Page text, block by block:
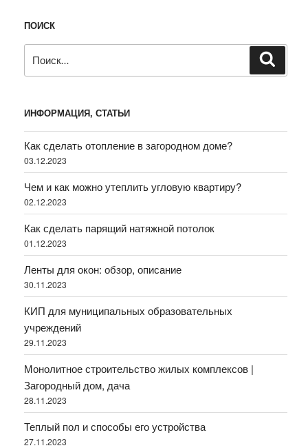
ПОИСК
ИНФОРМАЦИЯ, СТАТЬИ
Как сделать отопление в загородном доме?
03.12.2023
Чем и как можно утеплить угловую квартиру?
02.12.2023
Как сделать парящий натяжной потолок
01.12.2023
Ленты для окон: обзор, описание
30.11.2023
КИП для муниципальных образовательных
учреждений
29.11.2023
Монолитное строительство жилых комплексов |
Загородный дом, дача
28.11.2023
Теплый пол и способы его устройства
27.11.2023